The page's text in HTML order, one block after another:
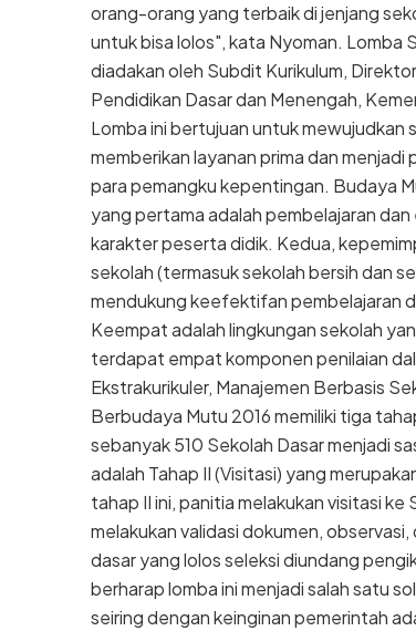
orang-orang yang terbaik di jenjang
untuk bisa lolos", kata Nyoman. Lomba
diadakan oleh Subdit Kurikulum,
Pendidikan Dasar dan Menengah,
Lomba ini bertujuan untuk mewujudkan
memberikan layanan prima dan
para pemangku kepentingan. Budaya
yang pertama adalah pembelajaran
karakter peserta didik. Kedua,
sekolah (termasuk sekolah bersih dan
mendukung keefektifan pembelajaran
Keempat adalah lingkungan sekolah
terdapat empat komponen penilaian
Ekstrakurikuler, Manajemen Berbasis
Berbudaya Mutu 2016 memiliki tiga
sebanyak 510 Sekolah Dasar menjadi
adalah Tahap II (Visitasi) yang
tahap II ini, panitia melakukan visitasi
melakukan validasi dokumen,
dasar yang lolos seleksi diundang
berharap lomba ini menjadi salah satu
seiring dengan keinginan pemerintah